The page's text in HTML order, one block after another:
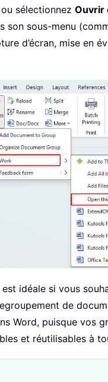
sélectionnez Ouvrir
son sous-menu
d’écran, mise en
idéale si vous
de
Word, puisque vos
et réutilisables à